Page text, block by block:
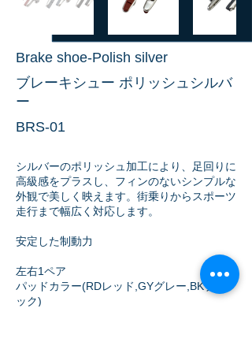
Brake shoe-Polish silver
ブレーキシュー ポリッシュシルバ
ー
BRS-01
シルバーのポリッシュ加工により、足回りに
高級感をプラスし、フィンのないシンプルな
外観で美しく映えます。街乗りからスポーツ
走行まで幅広く対応します。
安定した制動力
左右1ペア
​パッドカラー(RDレッド,GYグレー,BKブラ
ック)